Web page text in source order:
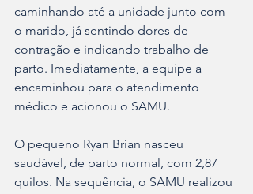
caminhando até a unidade junto com
o marido, já sentindo dores de
contração e indicando trabalho de
parto. Imediatamente, a equipe a
encaminhou para o atendimento
médico e acionou o SAMU.
O pequeno Ryan Brian nasceu
saudável, de parto normal, com 2,87
quilos. Na sequência, o SAMU realizou